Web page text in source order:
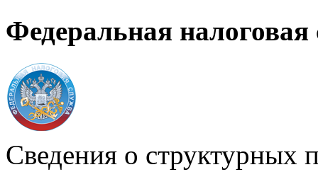
Федеральная налоговая
Сведения о структурных